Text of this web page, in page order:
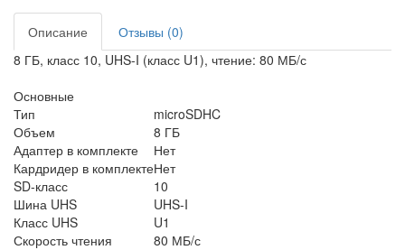
Описание
Отзывы (0)
8 ГБ, класс 10, UHS-I (класс U1), чтение: 80 МБ/с
Основные
Тип
microSDHC
Объем
8 ГБ
Адаптер в комплекте
Нет
Кардридер в комплектеНет
SD-класс
10
Шина UHS
UHS-I
Класс UHS
U1
Скорость чтения
80 МБ/с